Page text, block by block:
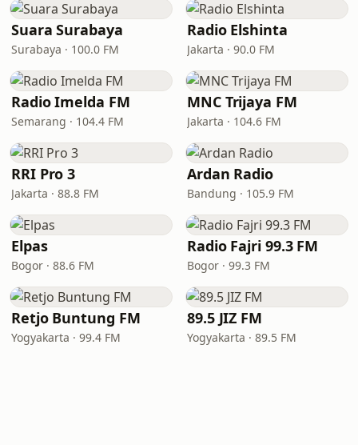
Suara Surabaya
Surabaya · 100.0 FM
Radio Elshinta
Jakarta · 90.0 FM
Radio Imelda FM
Semarang · 104.4 FM
MNC Trijaya FM
Jakarta · 104.6 FM
RRI Pro 3
Jakarta · 88.8 FM
Ardan Radio
Bandung · 105.9 FM
Elpas
Bogor · 88.6 FM
Radio Fajri 99.3 FM
Bogor · 99.3 FM
Retjo Buntung FM
Yogyakarta · 99.4 FM
89.5 JIZ FM
Yogyakarta · 89.5 FM